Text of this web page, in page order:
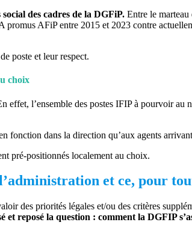
des cadres de la DGFiP. Entre le marteau
AFiP entre 2015 et 2023 contre
poste et leur respect.
choix
effet, l’ensemble des postes IFIP à pourvoir
fonction dans la direction qu’aux agents
pré-positionnés localement au choix.
et ce, pour
des priorités légales et/ou des critères
et reposé la question : comment la DGFIP